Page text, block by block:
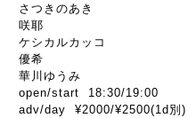
さつきのあき
咲耶
ケシカルカッコ
優希
華川ゆうみ
open/start 18:30/19:00
adv/day ¥2000/¥2500(1d別)